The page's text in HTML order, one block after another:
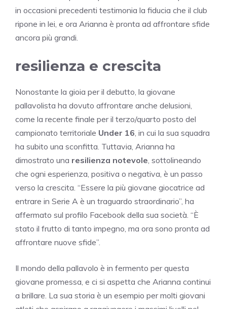
in occasioni precedenti testimonia la fiducia che il club
ripone in lei, e ora Arianna è pronta ad affrontare sfide
ancora più grandi.
resilienza e crescita
Nonostante la gioia per il debutto, la giovane
pallavolista ha dovuto affrontare anche delusioni,
come la recente finale per il terzo/quarto posto del
campionato territoriale Under 16 , in cui la sua squadra
ha subito una sconfitta. Tuttavia, Arianna ha
dimostrato una resilienza notevole , sottolineando
che ogni esperienza, positiva o negativa, è un passo
verso la crescita. “Essere la più giovane giocatrice ad
entrare in Serie A è un traguardo straordinario”, ha
affermato sul profilo Facebook della sua società. “È
stato il frutto di tanto impegno, ma ora sono pronta ad
affrontare nuove sfide”.
Il mondo della pallavolo è in fermento per questa
giovane promessa, e ci si aspetta che Arianna continui
a brillare. La sua storia è un esempio per molti giovani